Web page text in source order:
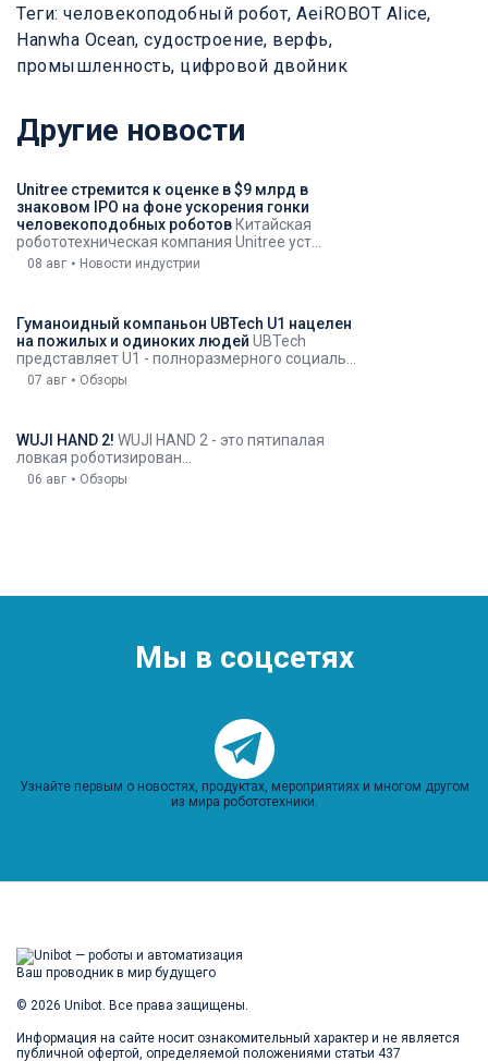
Теги: человекоподобный робот, AeiROBOT Alice,
Hanwha Ocean, судостроение, верфь,
промышленность, цифровой двойник
Другие новости
Unitree стремится к оценке в $9 млрд в
знаковом IPO на фоне ускорения гонки
человекоподобных роботов Китайская
робототехническая компания Unitree уст...
08 авг Новости индустрии
Гуманоидный компаньон UBTech U1 нацелен
на пожилых и одиноких людей UBTech
представляет U1 - полноразмерного социаль...
07 авг Обзоры
WUJI HAND 2! WUJI HAND 2 - это пятипалая
ловкая роботизирован...
06 авг Обзоры
Мы в соцсетях
Узнайте первым о новостях, продуктах, мероприятиях и многом другом
из мира робототехники.
Ваш проводник в мир будущего
© 2026 Unibot. Все права защищены.
Информация на сайте носит ознакомительный характер и не является
публичной офертой, определяемой положениями статьи 437